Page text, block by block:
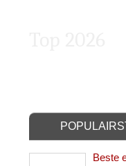
Beste